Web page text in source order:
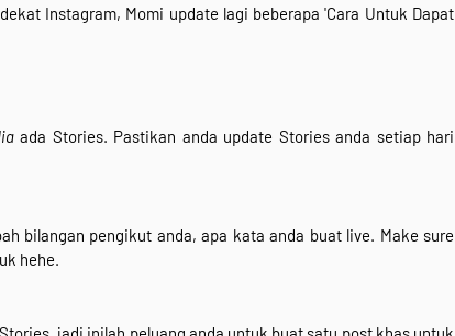
Instagram, Momi update lagi beberapa 'Cara Untuk Dapat
ada Stories. Pastikan anda update Stories anda setiap hari
bilangan pengikut anda, apa kata anda buat live. Make sure
hehe.